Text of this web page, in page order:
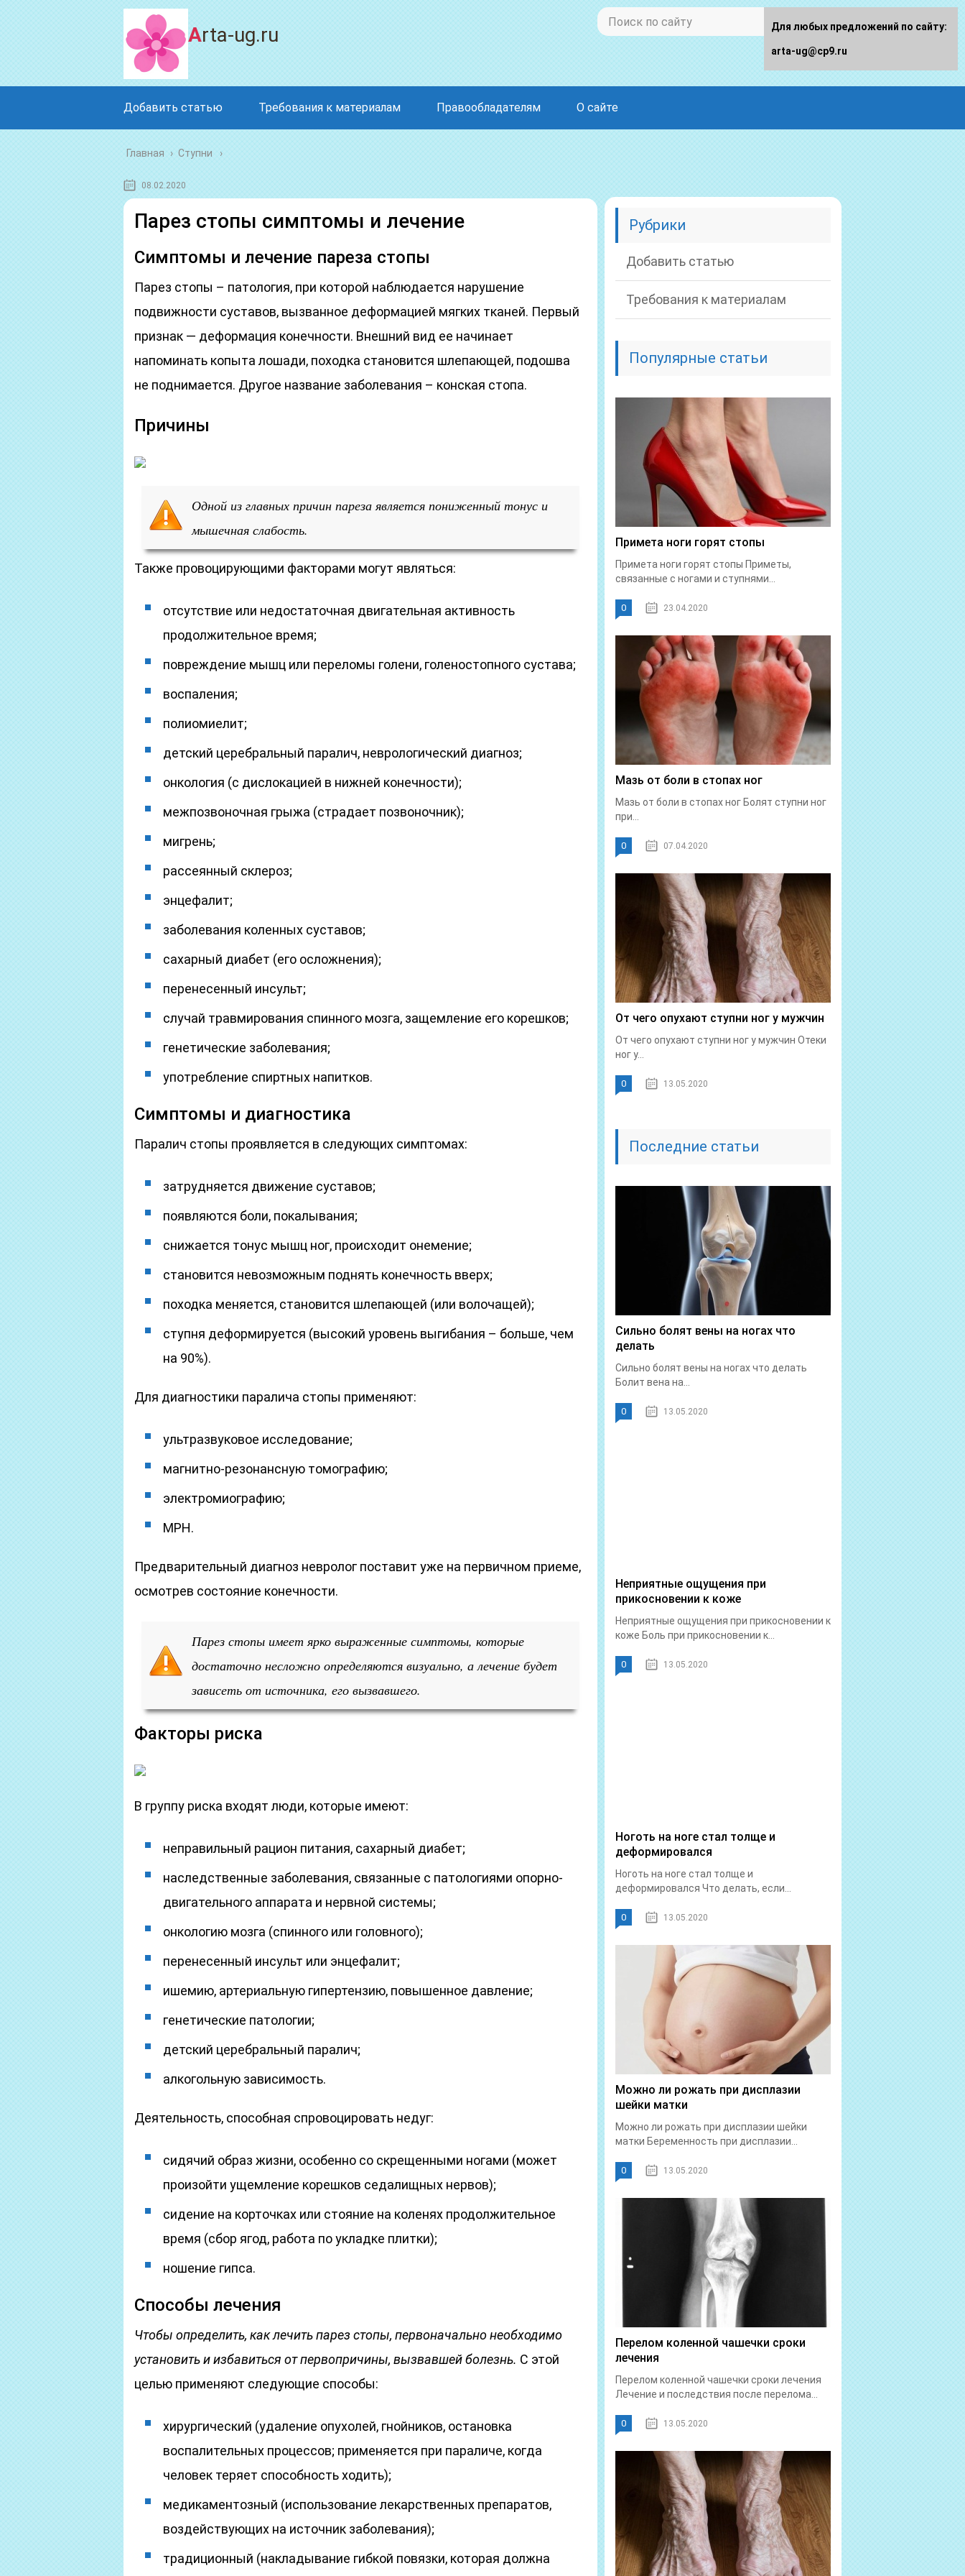
Arta-ug.ru
Добавить статью Требования к материалам Правообладателям О сайте
Главная › Ступни
08.02.2020
Парез стопы симптомы и лечение
Симптомы и лечение пареза стопы
Парез стопы – патология, при которой наблюдается нарушение
подвижности суставов, вызванное деформацией мягких тканей. Первый
признак — деформация конечности. Внешний вид ее начинает
напоминать копыта лошади, походка становится шлепающей, подошва
не поднимается. Другое название заболевания – конская стопа.
Причины
Одной из главных причин пареза является пониженный тонус и
мышечная слабость.
Также провоцирующими факторами могут являться:
отсутствие или недостаточная двигательная активность
продолжительное время;
повреждение мышц или переломы голени, голеностопного сустава;
воспаления;
полиомиелит;
детский церебральный паралич, неврологический диагноз;
онкология (с дислокацией в нижней конечности);
межпозвоночная грыжа (страдает позвоночник);
мигрень;
рассеянный склероз;
энцефалит;
заболевания коленных суставов;
сахарный диабет (его осложнения);
перенесенный инсульт;
случай травмирования спинного мозга, защемление его корешков;
генетические заболевания;
употребление спиртных напитков.
Симптомы и диагностика
Паралич стопы проявляется в следующих симптомах:
затрудняется движение суставов;
появляются боли, покалывания;
снижается тонус мышц ног, происходит онемение;
становится невозможным поднять конечность вверх;
походка меняется, становится шлепающей (или волочащей);
ступня деформируется (высокий уровень выгибания – больше, чем
на 90%).
Для диагностики паралича стопы применяют:
ультразвуковое исследование;
магнитно-резонансную томографию;
электромиографию;
МРН.
Предварительный диагноз невролог поставит уже на первичном приеме,
осмотрев состояние конечности.
Парез стопы имеет ярко выраженные симптомы, которые
достаточно несложно определяются визуально, а лечение будет
зависеть от источника, его вызвавшего.
Факторы риска
В группу риска входят люди, которые имеют:
неправильный рацион питания, сахарный диабет;
наследственные заболевания, связанные с патологиями опорно-
двигательного аппарата и нервной системы;
онкологию мозга (спинного или головного);
перенесенный инсульт или энцефалит;
ишемию, артериальную гипертензию, повышенное давление;
генетические патологии;
детский церебральный паралич;
алкогольную зависимость.
Деятельность, способная спровоцировать недуг:
сидячий образ жизни, особенно со скрещенными ногами (может
произойти ущемление корешков седалищных нервов);
сидение на корточках или стояние на коленях продолжительное
время (сбор ягод, работа по укладке плитки);
ношение гипса.
Способы лечения
Чтобы определить, как лечить парез стопы, первоначально необходимо
установить и избавиться от первопричины, вызвавшей болезнь. С этой
целью применяют следующие способы:
хирургический (удаление опухолей, гнойников, остановка
воспалительных процессов; применяется при параличе, когда
человек теряет способность ходить);
медикаментозный (использование лекарственных препаратов,
воздействующих на источник заболевания);
традиционный (накладывание гибкой повязки, которая должна
Рубрики
Добавить статью
Требования к материалам
Популярные статьи
Примета ноги горят стопы
Примета ноги горят стопы Приметы,
связанные с ногами и ступнями...
0 23.04.2020
Мазь от боли в стопах ног
Мазь от боли в стопах ног Болят ступни ног
при...
0 07.04.2020
От чего опухают ступни ног у мужчин
От чего опухают ступни ног у мужчин Отеки
ног у...
0 13.05.2020
Последние статьи
Сильно болят вены на ногах что
делать
Сильно болят вены на ногах что делать
Болит вена на...
0 13.05.2020
Неприятные ощущения при
прикосновении к коже
Неприятные ощущения при прикосновении к
коже Боль при прикосновении к...
0 13.05.2020
Ноготь на ноге стал толще и
деформировался
Ноготь на ноге стал толще и
деформировался Что делать, если...
0 13.05.2020
Можно ли рожать при дисплазии
шейки матки
Можно ли рожать при дисплазии шейки
матки Беременность при дисплазии...
0 13.05.2020
Перелом коленной чашечки сроки
лечения
Перелом коленной чашечки сроки лечения
Лечение и последствия после перелома...
0 13.05.2020
Для любых предложений по сайту:
arta-ug@cp9.ru